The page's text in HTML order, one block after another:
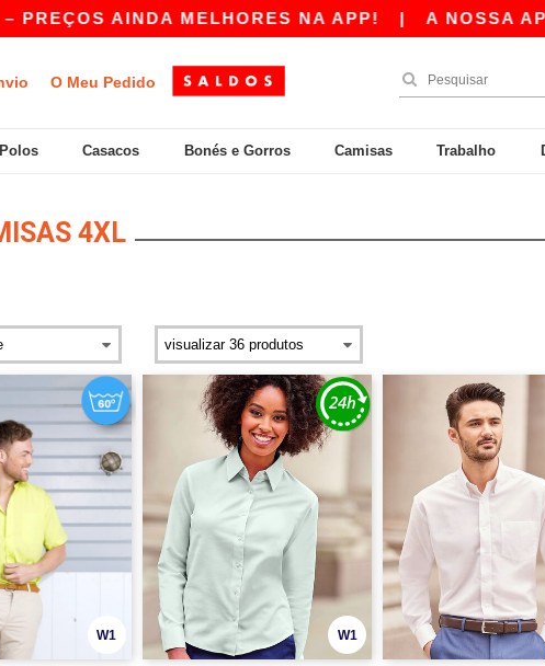
MELHORES NA APP!|A NOSSA APP JÁ
O Meu Pedido
Polos Casacos Bonés e Gorros Camisas Trabalho
4XL
W1 W1